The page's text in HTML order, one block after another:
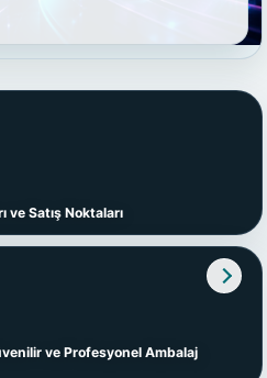
ve Satış Noktaları
ve Profesyonel Ambalaj